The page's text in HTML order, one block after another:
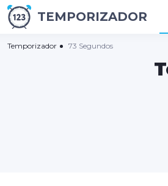
TEMPORIZADOR
Temporizador 73 Segundos